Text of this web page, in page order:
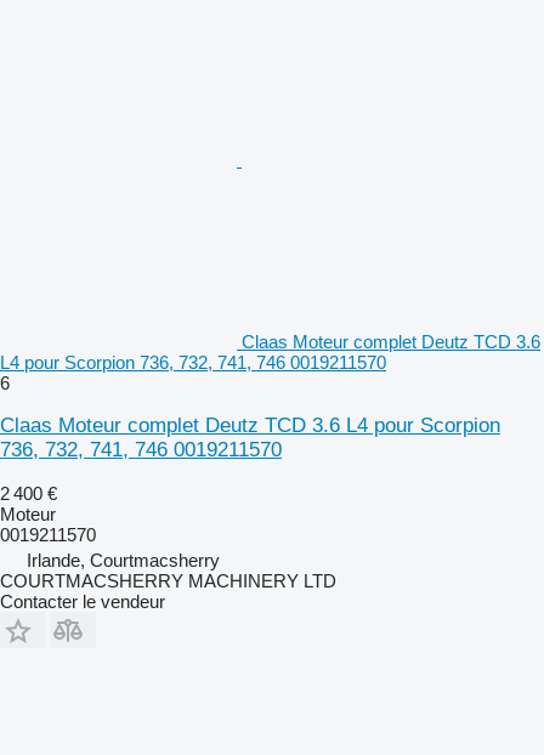
Claas Moteur complet Deutz TCD 3.6
L4 pour Scorpion 736, 732, 741, 746 0019211570
6
Claas Moteur complet Deutz TCD 3.6 L4 pour Scorpion
736, 732, 741, 746 0019211570
2 400 €
Moteur
0019211570
Irlande, Courtmacsherry
COURTMACSHERRY MACHINERY LTD
Contacter le vendeur